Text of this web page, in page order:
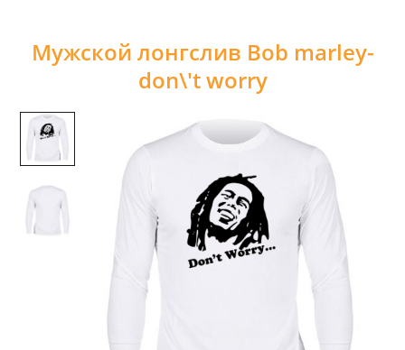
Мужской лонгслив Bob marley-
don\'t worry